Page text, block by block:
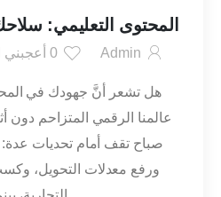
المحتوى التعليمي:
Admin
0أعجبني
هل تشعر أنَّ جهودك في
عالمنا الرقمي المتزاحم دون
صباح تقف أمام تحديات عدة:
ورفع معدلات التحويل،